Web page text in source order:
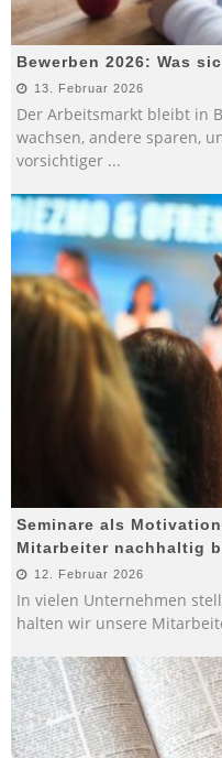
Bewerben 2026: Was
13. Februar 2026
Der Arbeitsmarkt bleibt in
wachsen, andere sparen,
vorsichtiger ...
Seminare als
Mitarbeiter nachhaltig
12. Februar 2026
In vielen Unternehmen
halten wir unsere